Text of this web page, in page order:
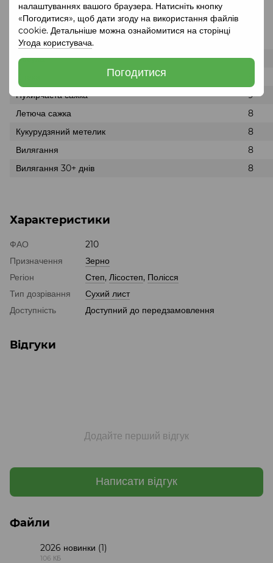
налаштуваннях вашого браузера. Натисніть кнопку
«Погодитися», щоб дати згоду на використання файлів
cookie. Детальніше можна ознайомитися на сторінці
Угода користувача.
Погодитися
Стійкість гібрида
Максимум: 9
Посуха
8
Пухирчаста сажка
9
Летюча сажка
8
Кукурудзяний метелик
8
Вилягання
8
Вилягання 30+ днів
8
Характеристики
ФАО
210
Призначення
Зерно
Регіон
Степ, Лісостеп, Полісся
Тип дозрівання
Сухий лист
Доступність
Доступний до передзамовлення
Відгуки
Додайте перший відгук
Написати відгук
Файли
2026 новинки (1)
106 КБ